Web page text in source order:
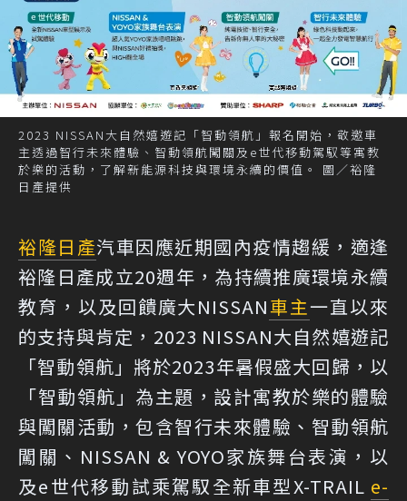
2023 NISSAN大自然嬉遊記「智動領航」報名開始，敬邀車
主透過智行未來體驗、智動領航闖關及e世代移動駕馭等寓教
於樂的活動，了解新能源科技與環境永續的價值。 圖／裕隆
日產提供
裕隆日產汽車因應近期國內疫情趨緩，適逢
裕隆日產成立20週年，為持續推廣環境永續
教育，以及回饋廣大NISSAN車主一直以來
的支持與肯定，2023 NISSAN大自然嬉遊記
「智動領航」將於2023年暑假盛大回歸，以
「智動領航」為主題，設計寓教於樂的體驗
與闖關活動，包含智行未來體驗、智動領航
闖關、NISSAN & YOYO家族舞台表演，以
及e世代移動試乘駕馭全新車型X-TRAIL e-